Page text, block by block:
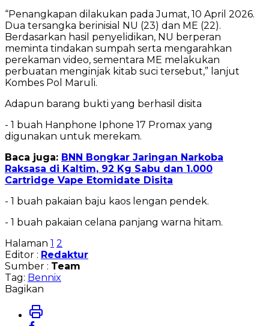
“Penangkapan dilakukan pada Jumat, 10 April 2026.
Dua tersangka berinisial NU (23) dan ME (22).
Berdasarkan hasil penyelidikan, NU berperan
meminta tindakan sumpah serta mengarahkan
perekaman video, sementara ME melakukan
perbuatan menginjak kitab suci tersebut,” lanjut
Kombes Pol Maruli.
Adapun barang bukti yang berhasil disita
- 1 buah Hanphone Iphone 17 Promax yang
digunakan untuk merekam.
Baca juga: BNN Bongkar Jaringan Narkoba
Raksasa di Kaltim, 92 Kg Sabu dan 1.000
Cartridge Vape Etomidate Disita
- 1 buah pakaian baju kaos lengan pendek.
- 1 buah pakaian celana panjang warna hitam.
Halaman 1 2
Editor : Redaktur
Sumber : Team
Tag: Bennix
Bagikan